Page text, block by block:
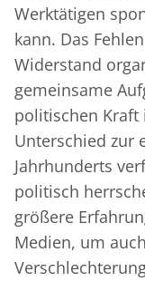
Werktätigen
kann. Das
Widerstand
gemeinsame
politischen Kraft
Unterschied zur
Jahrhunderts
politisch
größere
Medien, um